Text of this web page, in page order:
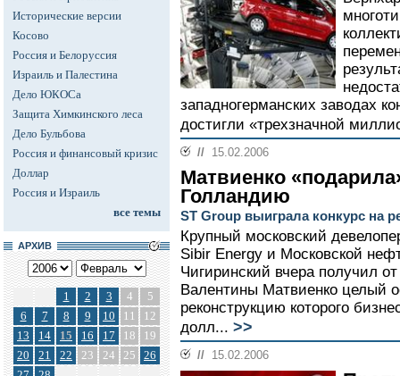
Исторические версии
Косово
Россия и Белоруссия
Израиль и Палестина
Дело ЮКОСа
Защита Химкинского леса
Дело Бульбова
Россия и финансовый кризис
Доллар
Россия и Израиль
все темы
АРХИВ
1 2 3 4
5
6
7 8 9 10 11
12
13
14 15 16 17 18
19
20
21 22 23 24 25
26
западногерманских заводах
достигли «трехзначной
// 15.02.2006
Матвиенко
Голландию
ST Group выиграла конкурс на
Крупный московский
Sibir Energy и Московской
Чигиринский вчера получил от
Валентины Матвиенко целый
реконструкцию которого
долл... >>
// 15.02.2006